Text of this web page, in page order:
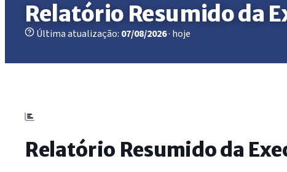
Relatório Resumido da
Última atualização: 07/08/2026· hoje
Relatório Resumido da